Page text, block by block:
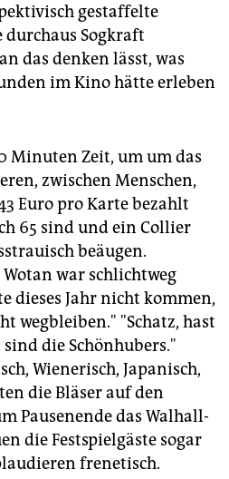
gestaffelte
durchaus Sogkraft
das denken lässt, was
im Kino hätte erleben
Minuten Zeit, um um das
zwischen Menschen,
Euro pro Karte bezahlt
65 sind und ein Collier
beäugen.
war schlichtweg
dieses Jahr nicht kommen,
wegbleiben." "Schatz, hast
die Schönhubers."
Wienerisch, Japanisch,
die Bläser auf den
Pausenende das Walhall-
die Festspielgäste sogar
frenetisch.